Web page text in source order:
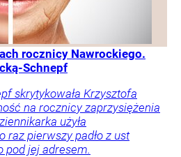
rocznicy Nawrockiego.
Schnepf
skrytykowała Krzysztofa
na rocznicy zaprzysiężenia
użyła
raz pierwszy padło z ust
pod jej adresem.